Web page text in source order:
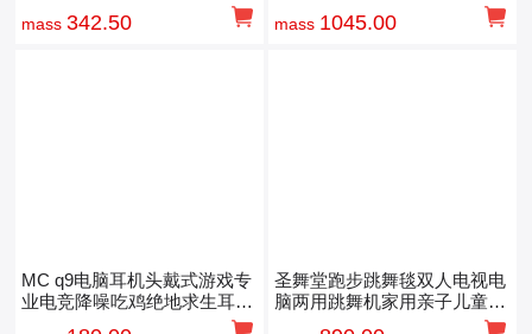
mass342.50 mass 1045.00
MC q9电脑耳机头戴式游戏专
业电竞降噪吃鸡绝地求生耳麦
圣舞堂跑步跳舞毯双人电视电
脑两用跳舞机家用亲子儿童体